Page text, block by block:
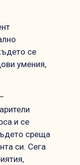
се
умения,
и се
среща
си. Сега